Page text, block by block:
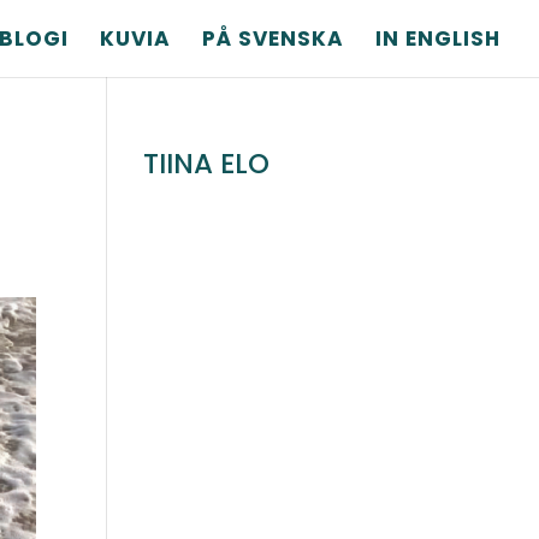
BLOGI KUVIA PÅ SVENSKA IN ENGLISH
TIINA ELO